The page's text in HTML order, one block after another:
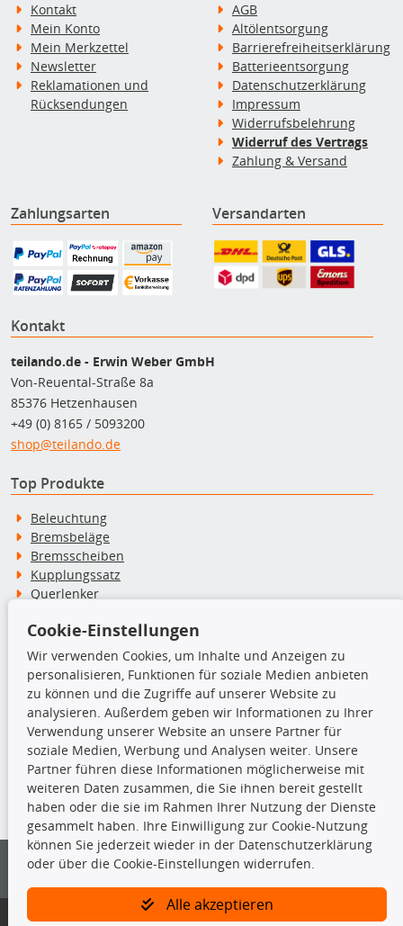
Kontakt
Mein Konto
Mein Merkzettel
Newsletter
Reklamationen und
Rücksendungen
AGB
Altölentsorgung
Barrierefreiheitserklärung
Batterieentsorgung
Datenschutzerklärung
Impressum
Widerrufsbelehrung
Widerruf des Vertrags
Zahlung & Versand
Zahlungsarten Versandarten
Kontakt
teilando.de - Erwin Weber GmbH
Von-Reuental-Straße 8a
85376 Hetzenhausen
+49 (0) 8165 / 5093200
shop@teilando.de
Top Produkte
Beleuchtung
Bremsbeläge
Bremsscheiben
Kupplungssatz
Querlenker
Stoßdämpfer
TecDoc Inside
Die hier angezeigten Daten insbesondere die gesamte Datenbank dürfen
nicht kopiert werden.
Es ist zu unterlassen, die Daten oder die gesamte Datenbank ohne
vorherige Zustimmung von TecDoc zu vervielfältigen, zu verbreiten
und/oder diese Handlungen durch Dritte ausführen zu lassen. Ein
Bitte prüfen Sie, ob das über unseren Onlineshop identifizierte Ersatzteil
Cookie-Einstellungen
Wir verwenden Cookies, um Inhalte und Anzeigen zu
personalisieren, Funktionen für soziale Medien anbieten
zu können und die Zugriffe auf unserer Website zu
analysieren. Außerdem geben wir Informationen zu Ihrer
Verwendung unserer Website an unsere Partner für
soziale Medien, Werbung und Analysen weiter. Unsere
Partner führen diese Informationen möglicherweise mit
weiteren Daten zusammen, die Sie ihnen bereit gestellt
haben oder die sie im Rahmen Ihrer Nutzung der Dienste
gesammelt haben. Ihre Einwilligung zur Cookie-Nutzung
können Sie jederzeit wieder in der Datenschutzerklärung
oder über die Cookie-Einstellungen widerrufen.
Alle akzeptieren